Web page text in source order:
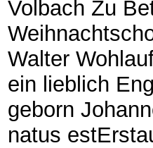
Volbach Zu
Walter
ein lieblich
geborn
natus